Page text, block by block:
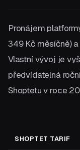
Pronájem
349 Kč měsíčně)
Vlastní vývoj je
předvídatelná
Shoptetu v roce
SHOPTET TARIF